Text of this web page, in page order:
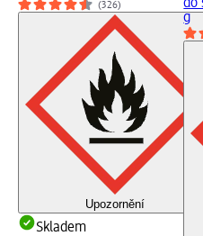
(326)
Upozornění
Skladem
do
g